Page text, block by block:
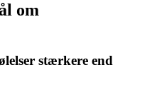
om
stærkere end